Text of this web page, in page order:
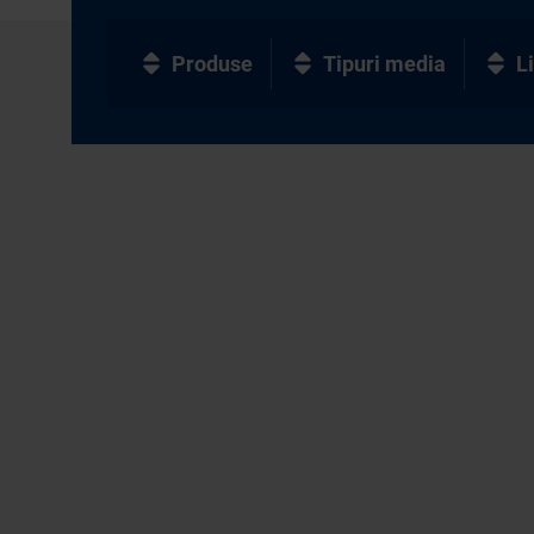
Produse Tipuri media